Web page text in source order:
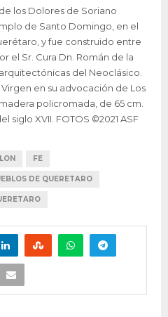
los Dolores de Soriano
de Santo Domingo, en el
y fue construido entre
el Sr. Cura Dn. Román de la
del Neoclásico.
en su advocación de Los
policromada, de 65 cm.
siglo XVII. FOTOS ©2021 ASF
FE
DE QUERETARO